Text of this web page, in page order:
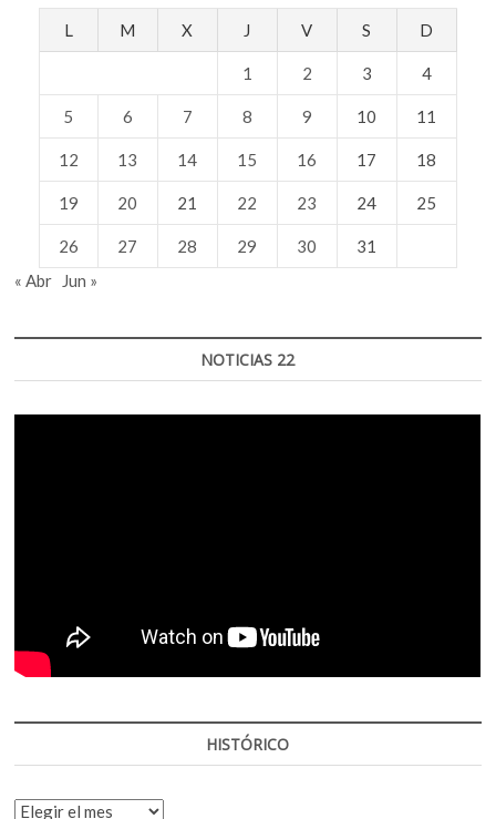
L M X J V S D
1 2 3 4
5 6 7 8 9 10 11
12 13 14 15 16 17 18
19 20 21 22 23 24 25
26 27 28 29 30
31
« Abr
Jun »
NOTICIAS 22
HISTÓRICO
HISTÓRICO